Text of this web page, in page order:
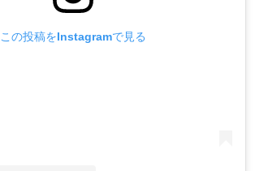
この投稿をInstagramで見る